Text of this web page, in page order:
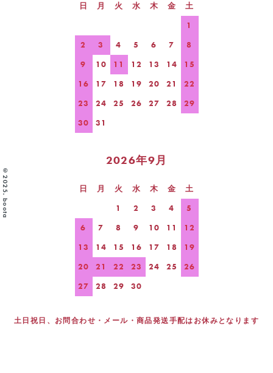
日 月 火 水 木 金
土
1
2
3 4 5 6 7
8
9
10 11 12 13 14
15
16
17 18 19 20 21
22
23
24 25 26 27 28
29
30
31
2026年9月
日 月 火 水 木 金
土
1
2 3 4
5
6
7 8 9 10 11
12
13
14 15 16 17 18
19
20
21 22 23 24 25
26
27
28 29 30
土日祝日、お問合わせ・メール・商品発送手配はお休みとなります
©2025. boota